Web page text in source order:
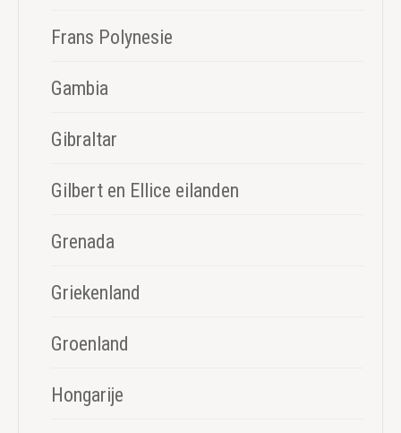
Frans Polynesie
Gambia
Gibraltar
Gilbert en Ellice eilanden
Grenada
Griekenland
Groenland
Hongarije